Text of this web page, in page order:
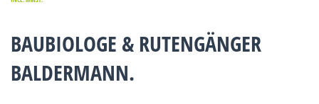
BAUBIOLOGE & RUTENGÄNGER
BALDERMANN.